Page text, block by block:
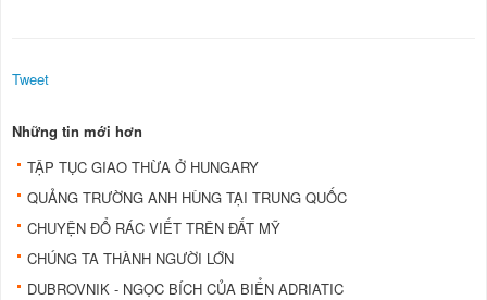
Tweet
Những tin mới hơn
TẬP TỤC GIAO THỪA Ở HUNGARY
QUẢNG TRƯỜNG ANH HÙNG TẠI TRUNG QUỐC
CHUYỆN ĐỔ RÁC VIẾT TRÊN ĐẤT MỸ
CHÚNG TA THÀNH NGƯỜI LỚN
DUBROVNIK - NGỌC BÍCH CỦA BIỂN ADRIATIC